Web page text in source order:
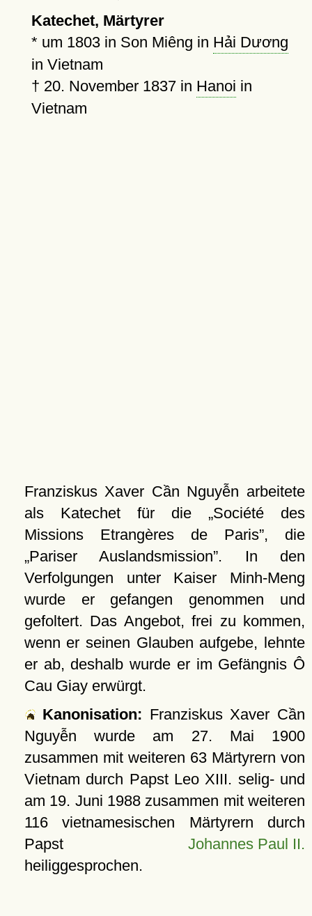
Katechet, Märtyrer
* um 1803in Son Miêng in Hải Dương
in Vietnam
† 20. November 1837in Hanoi in
Vietnam
Franziskus Xaver Cần Nguyễn arbeitete
als Katechet für die
Société des
Missions Etrangères de Paris , die
Pariser Auslandsmission . In den
Verfolgungen unter Kaiser Minh-Meng
wurde er gefangen genommen und
gefoltert. Das Angebot, frei zu kommen,
wenn er seinen Glauben aufgebe, lehnte
er ab, deshalb wurde er im Gefängnis Ô
Cau Giay erwürgt.
Kanonisation: Franziskus Xaver Cần
Nguyễn wurde am 27. Mai 1900
zusammen mit weiteren 63 Märtyrern von
Vietnam durch Papst Leo XIII. selig- und
am 19. Juni 1988 zusammen mit weiteren
116 vietnamesischen Märtyrern durch
Papst Johannes Paul II.
heiliggesprochen.